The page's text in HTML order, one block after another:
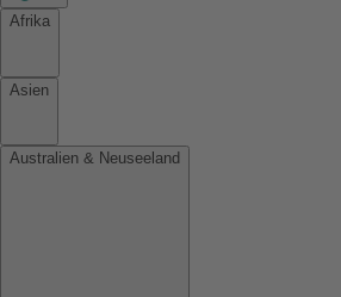
Afrika
Asien
Australien & Neuseeland